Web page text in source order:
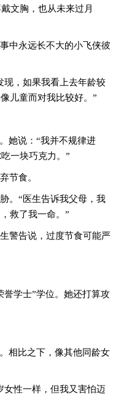
文胸，也从未来过月
中永远长不大的小飞侠彼
，如果我看上去年龄较
儿童而对我比较好。”
她说：“我并不规律进
一块巧克力。”
节食。
。“医生告诉我父母，我
救了我一命。”
警告说，过度节食可能严
学士”学位。她还打算攻
相比之下，像其他同龄女
性一样，但我又害怕迈